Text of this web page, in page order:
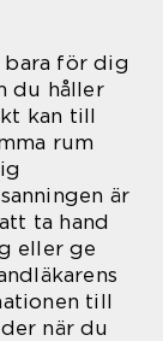
för dig
du håller
kan till
rum
är
ta hand
eller ge
till
när du